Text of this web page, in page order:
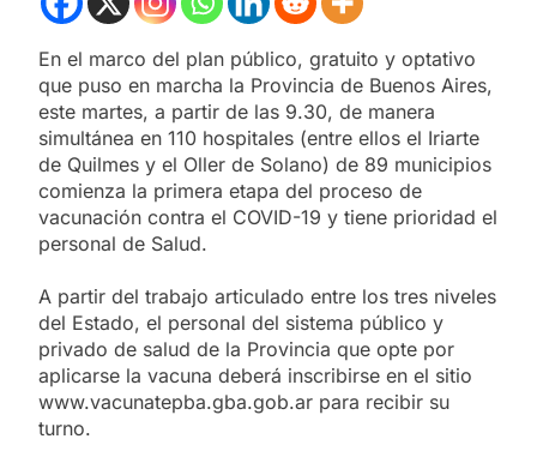
En el marco del plan público, gratuito y optativo
que puso en marcha la Provincia de Buenos Aires,
este martes, a partir de las 9.30, de manera
simultánea en 110 hospitales (entre ellos el Iriarte
de Quilmes y el Oller de Solano) de 89 municipios
comienza la primera etapa del proceso de
vacunación contra el COVID-19 y tiene prioridad el
personal de Salud.
A partir del trabajo articulado entre los tres niveles
del Estado, el personal del sistema público y
privado de salud de la Provincia que opte por
aplicarse la vacuna deberá inscribirse en el sitio
www.vacunatepba.gba.gob.ar para recibir su
turno.